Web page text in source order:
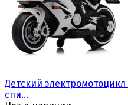
избранноесравнить
Детский электромотоцикл
спи...